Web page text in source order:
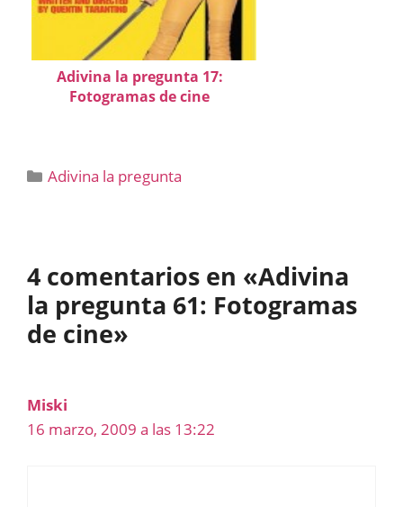
Adivina la pregunta 17:
Fotogramas de cine
Categorías
Adivina la pregunta
4 comentarios en «Adivina
la pregunta 61: Fotogramas
de cine»
Miski
16 marzo, 2009 a las 13:22